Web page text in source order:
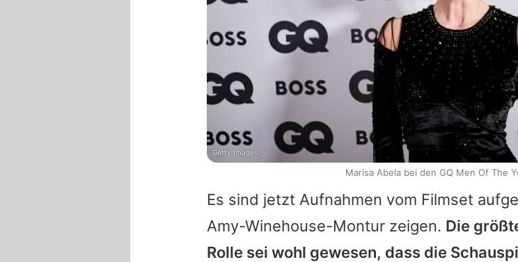
Es sind jetzt Aufnahmen vom Filmset
Amy-Winehouse-Montur zeigen. Die
Rolle sei wohl gewesen, dass die
Getty Images
Marisa Abela bei den GQ Men Of The